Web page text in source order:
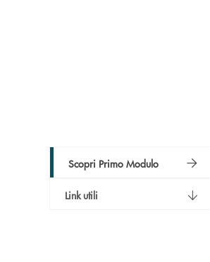
Scopri Primo Modulo
Link utili